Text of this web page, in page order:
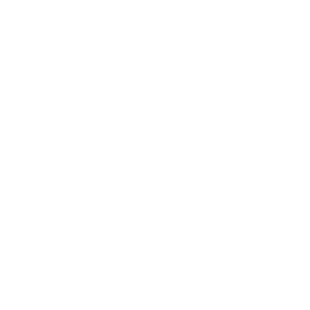
です。
ず変更すること